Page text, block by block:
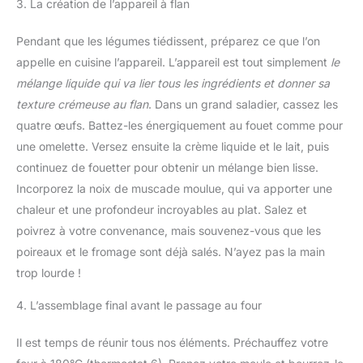
3. La création de l’appareil à flan
Pendant que les légumes tiédissent, préparez ce que l’on
appelle en cuisine l’appareil. L’appareil est tout simplement le
mélange liquide qui va lier tous les ingrédients et donner sa
texture crémeuse au flan. Dans un grand saladier, cassez les
quatre œufs. Battez-les énergiquement au fouet comme pour
une omelette. Versez ensuite la crème liquide et le lait, puis
continuez de fouetter pour obtenir un mélange bien lisse.
Incorporez la noix de muscade moulue, qui va apporter une
chaleur et une profondeur incroyables au plat. Salez et
poivrez à votre convenance, mais souvenez-vous que les
poireaux et le fromage sont déjà salés. N’ayez pas la main
trop lourde !
4. L’assemblage final avant le passage au four
Il est temps de réunir tous nos éléments. Préchauffez votre